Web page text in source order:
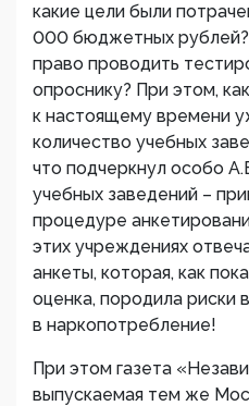
какие цели были
000 бюджетных
право проводить
опроснику? При этом,
к настоящему времени
количество учебных
что подчеркнул особо
учебных заведений –
процедуре
этих учреждениях
анкеты, которая, как
оценка, породила риски
в наркопотребление!
При этом газета
выпускаемая тем же